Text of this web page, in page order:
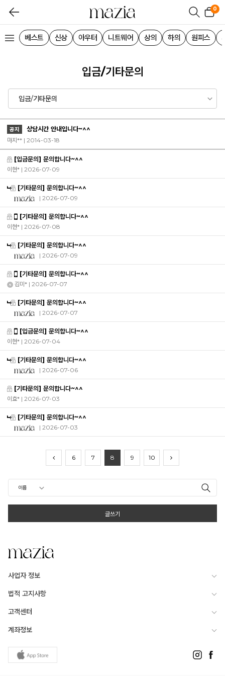
0
베스트 신상 아우터 니트웨어 상의 하의 원피스
입금/기타문의
공지 상담시간 안내입니다~^^
마지** | 2014-03-18
[입금문의] 문의합니다~^^
이현* | 2026-07-09
[기타문의] 문의합니다~^^
| 2026-07-09
[기타문의] 문의합니다~^^
이현* | 2026-07-08
[기타문의] 문의합니다~^^
| 2026-07-09
[기타문의] 문의합니다~^^
김미* | 2026-07-07
[기타문의] 문의합니다~^^
| 2026-07-07
[입금문의] 문의합니다~^^
이현* | 2026-07-04
[기타문의] 문의합니다~^^
| 2026-07-06
[기타문의] 문의합니다~^^
이효* | 2026-07-03
[기타문의] 문의합니다~^^
| 2026-07-03
6 7 8 9 10
글쓰기
사업자 정보
법적 고지사항
고객센터
계좌정보